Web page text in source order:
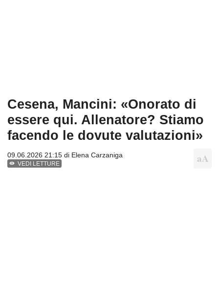
Cesena, Mancini: «Onorato di
essere qui. Allenatore? Stiamo
facendo le dovute valutazioni»
09.06.2026 21:15 di Elena Carzaniga
VEDI LETTURE